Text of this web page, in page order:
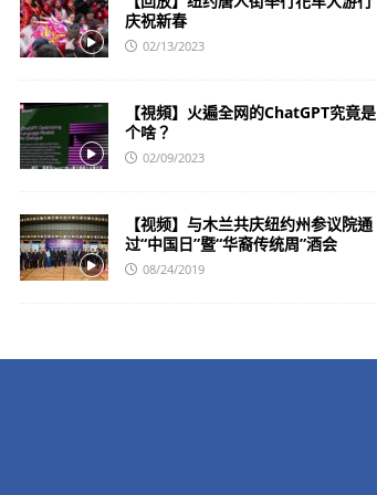
庆祝新春
02/13/2023
【視頻】火遍全网的ChatGPT究竟是
个啥？
02/09/2023
【视频】与木兰共庆纽约州参议院通
过“中国日”暨“华裔传统周”酒会
08/24/2019